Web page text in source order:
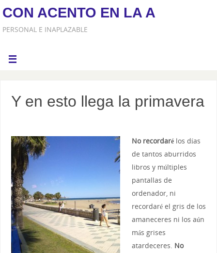
CON ACENTO EN LA A
PERSONAL E INAPLAZABLE
Y en esto llega la primavera
No recordarélos días
de tantos aburridos
libros y múltiples
pantallas de
ordenador, ni
recordaré el gris de los
amaneceres ni los aún
más grises
atardeceres. No